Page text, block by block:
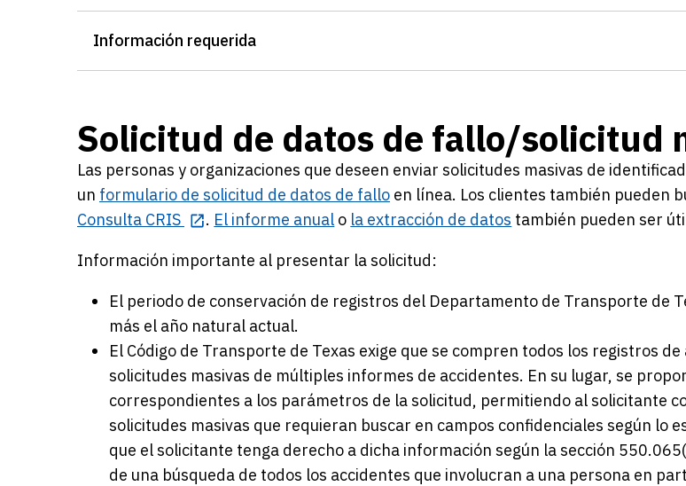
Información requerida
Solicitud de datos de fallo/solicitud
Las personas y organizaciones que deseen enviar solicitudes masivas de
un formulario de solicitud de datos de fallo en línea. Los clientes también pueden
Consulta CRIS
. El informe anual o la extracción de datos también pueden ser
Información importante al presentar la solicitud:
El periodo de conservación de registros del Departamento de Transporte de
más el año natural actual.
El Código de Transporte de Texas exige que se compren todos los registros
solicitudes masivas de múltiples informes de accidentes. En su lugar, se
correspondientes a los parámetros de la solicitud, permitiendo al solicitante
solicitudes masivas que requieran buscar en campos confidenciales según lo
que el solicitante tenga derecho a dicha información según la sección
de una búsqueda de todos los accidentes que involucran a una persona en